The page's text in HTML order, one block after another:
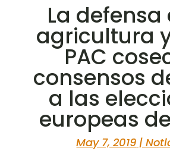
La defensa
agricultura
PAC
consensos
a las
europeas
May 7, 2019 |